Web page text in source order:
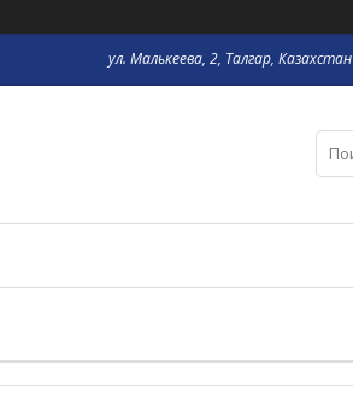
ул. Малькеева, 2, Талгар, Казахстан